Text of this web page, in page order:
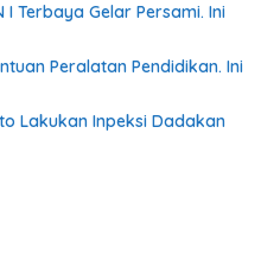
I Terbaya Gelar Persami. Ini
Peralatan Pendidikan. Ini
Lakukan Inpeksi Dadakan